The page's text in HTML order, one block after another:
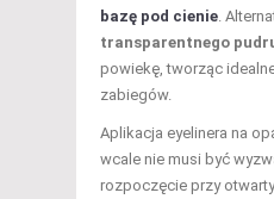
bazę pod cienie.
transparentnego
powiekę, tworząc
zabiegów.
Aplikacja eyelinera na
wcale nie musi być
rozpoczęcie przy